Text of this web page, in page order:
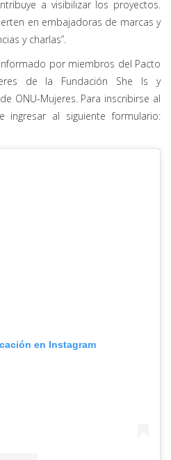
a visibilizar los proyectos.
en embajadoras de marcas y
y charlas”.
por miembros del Pacto
de la Fundación She Is y
ONU-Mujeres. Para inscribirse al
ingresar al siguiente formulario:
en Instagram